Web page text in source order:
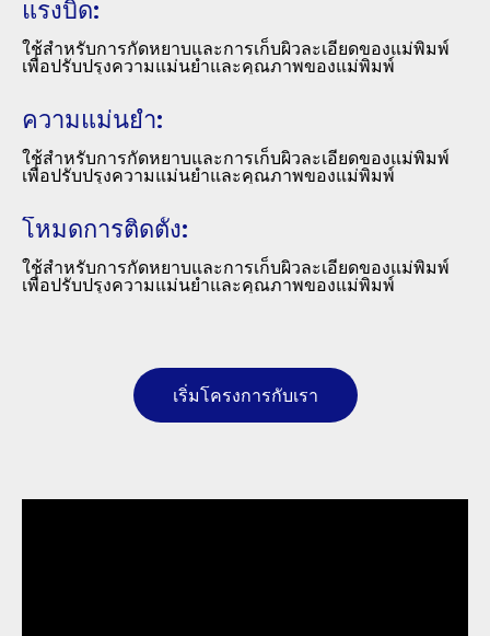
แรงบิด:
ใช้สำหรับการกัดหยาบและการเก็บผิวละเอียดของแม่พิมพ์
เพื่อปรับปรุงความแม่นยำและคุณภาพของแม่พิมพ์
ความแม่นยำ:
ใช้สำหรับการกัดหยาบและการเก็บผิวละเอียดของแม่พิมพ์
เพื่อปรับปรุงความแม่นยำและคุณภาพของแม่พิมพ์
โหมดการติดตั้ง:
ใช้สำหรับการกัดหยาบและการเก็บผิวละเอียดของแม่พิมพ์
เพื่อปรับปรุงความแม่นยำและคุณภาพของแม่พิมพ์
เริ่มโครงการกับเรา